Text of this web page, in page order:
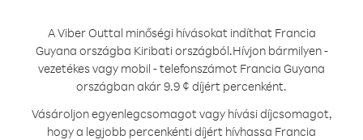
A Viber Outtal minőségi hívásokat indíthat Francia
Guyana országba Kiribati országból.Hívjon bármilyen -
vezetékes vagy mobil - telefonszámot Francia Guyana
országban akár 9.9 ¢ díjért percenként.
Vásároljon egyenlegcsomagot vagy hívási díjcsomagot,
hogy a legjobb percenkénti díjért hívhassa Francia